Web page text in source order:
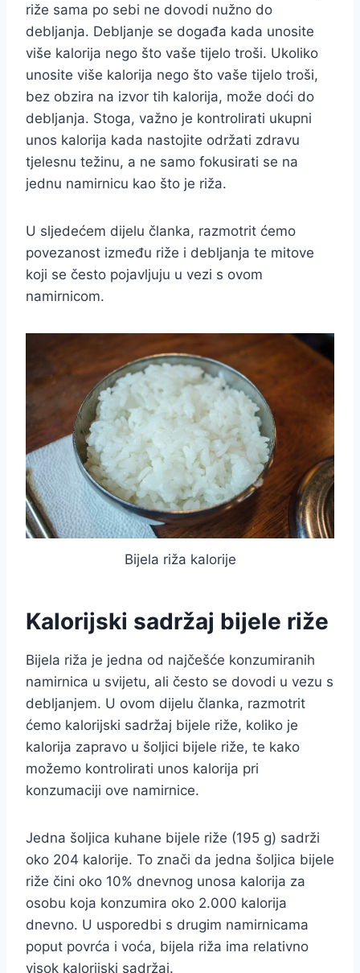
riže sama po sebi ne dovodi nužno do
debljanja. Debljanje se događa kada unosite
više kalorija nego što vaše tijelo troši. Ukoliko
unosite više kalorija nego što vaše tijelo troši,
bez obzira na izvor tih kalorija, može doći do
debljanja. Stoga, važno je kontrolirati ukupni
unos kalorija kada nastojite održati zdravu
tjelesnu težinu, a ne samo fokusirati se na
jednu namirnicu kao što je riža.
U sljedećem dijelu članka, razmotrit ćemo
povezanost između riže i debljanja te mitove
koji se često pojavljuju u vezi s ovom
namirnicom.
Bijela riža kalorije
Kalorijski sadržaj bijele riže
Bijela riža je jedna od najčešće konzumiranih
namirnica u svijetu, ali često se dovodi u vezu s
debljanjem. U ovom dijelu članka, razmotrit
ćemo kalorijski sadržaj bijele riže, koliko je
kalorija zapravo u šoljici bijele riže, te kako
možemo kontrolirati unos kalorija pri
konzumaciji ove namirnice.
Jedna šoljica kuhane bijele riže (195 g) sadrži
oko 204 kalorije. To znači da jedna šoljica bijele
riže čini oko 10% dnevnog unosa kalorija za
osobu koja konzumira oko 2.000 kalorija
dnevno. U usporedbi s drugim namirnicama
poput povrća i voća, bijela riža ima relativno
visok kalorijski sadržaj.